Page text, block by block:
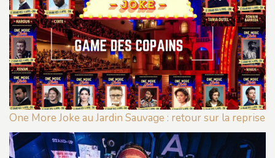
One More Joke au Jardin Sauvage : retour sur la reprise